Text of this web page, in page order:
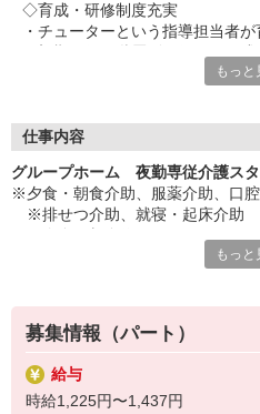
◇育成・研修制度充実
・チューターという指導担当者が
・キャリアアップ支援制度を活
・ツクイ独自の福祉厚生制度でプ
・子育て支援の福利厚生制度あ
・スタッフ何でも相談窓口やライ
口あり
◇頑張った分、スタッフに還元！
・パートは特別手当の支給あり
もっと
仕事内容
グループホーム 夜勤専従介護スタ
※夕食・朝食介助、服薬介助、口
※排せつ介助、就寝・起床介助
※台所片づけ、床清掃（お客様と
※各階で連絡を取り定時連絡と報
★＼サービス・職種の魅力／
認知症の高齢者が共同生活を営む
スを提供します。少人数のユニッ
もっと
募集情報（パート）
給与
時給1,225円〜1,437円